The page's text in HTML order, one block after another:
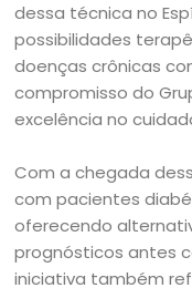
dessa técnica no
possibilidades
doenças crônicas
compromisso do
excelência no
Com a chegada
com pacientes
oferecendo
prognósticos antes
iniciativa também